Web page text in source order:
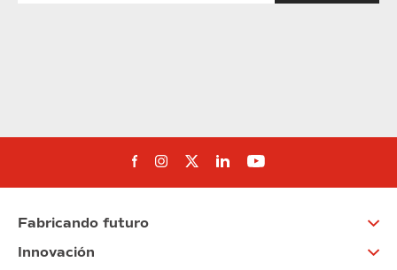
Síguenos en Facebook
Síguenos en Instagram
Síguenos en Twitter
Síguenos en Linkedin
Síguenos en
Fabricando futuro
Innovación